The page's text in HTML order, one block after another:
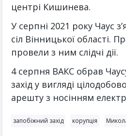
центрі Кишинева.
У серпні 2021 року Чаус
сіл Вінницької області.
провели з ним слідчі дії.
4 серпня ВАКС обрав
захід у вигляді
арешту з носінням
запобіжний захід корупція